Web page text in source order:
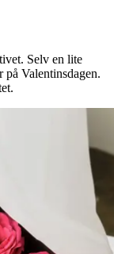
Selv en lite
på Valentinsdagen.